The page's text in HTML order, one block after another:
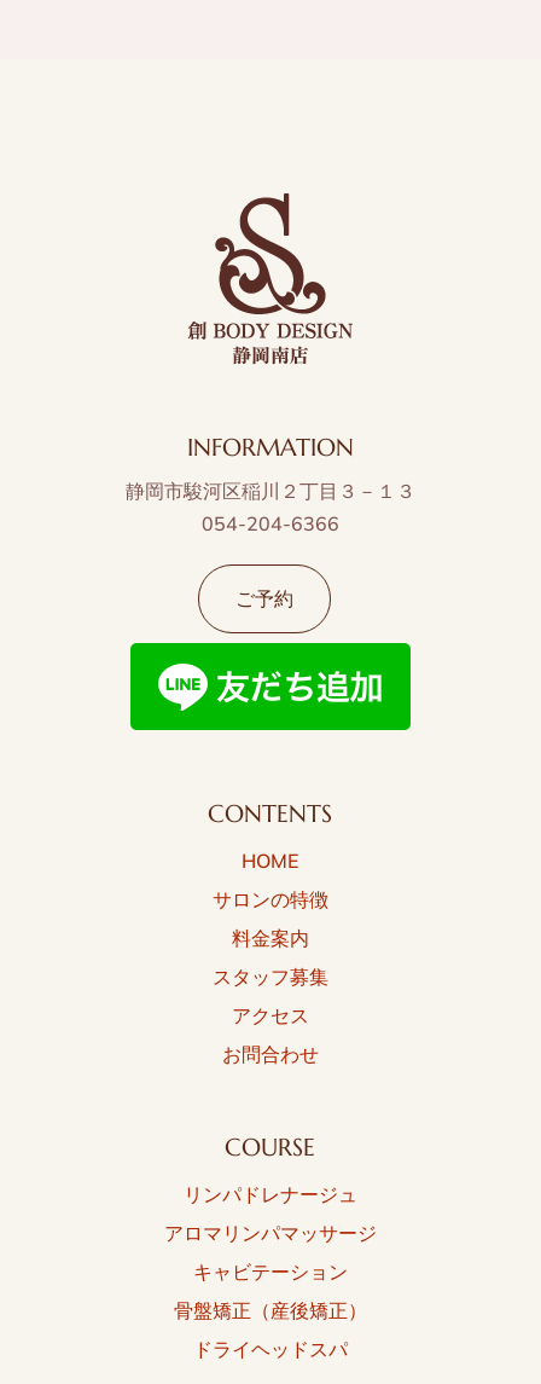
INFORMATION
静岡市駿河区稲川２丁目３－１３
054-204-6366
ご予約
CONTENTS
HOME
サロンの特徴
料金案内
スタッフ募集
アクセス
お問合わせ
COURSE
リンパドレナージュ
アロマリンパマッサージ
キャビテーション
骨盤矯正（産後矯正）
ドライヘッドスパ